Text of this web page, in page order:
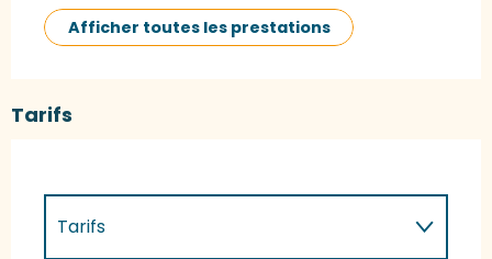
Afficher toutes les prestations
Tarifs
Tarifs